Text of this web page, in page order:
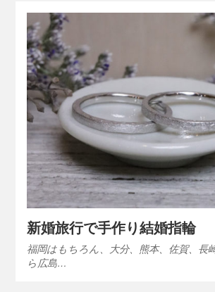
新婚旅行で手作り結婚指輪
福岡はもちろん、大分、熊本、佐賀、長
ら広島…